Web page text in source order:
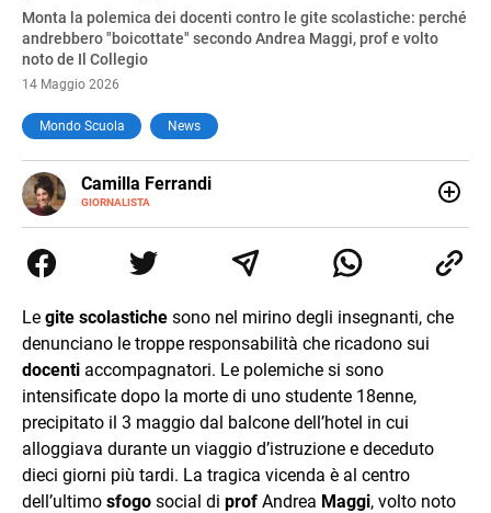
Monta la polemica dei docenti contro le gite scolastiche: perché
andrebbero "boicottate" secondo Andrea Maggi, prof e volto
noto de Il Collegio
14 Maggio 2026
Mondo Scuola News
Camilla Ferrandi
GIORNALISTA
E-
MAIL
LINKEDIN
di trasformare la passione per la scrittura in un lavoro, e
da lì non mi sono più fermata. L’attualità è il mio pane
mente.
Le gite scolastiche sono nel mirino degli insegnanti, che
denunciano le troppe responsabilità che ricadono sui
docenti accompagnatori. Le polemiche si sono
intensificate dopo la morte di uno studente 18enne,
precipitato il 3 maggio dal balcone dell’hotel in cui
alloggiava durante un viaggio d’istruzione e deceduto
dieci giorni più tardi. La tragica vicenda è al centro
dell’ultimo sfogo social di prof Andrea Maggi, volto noto